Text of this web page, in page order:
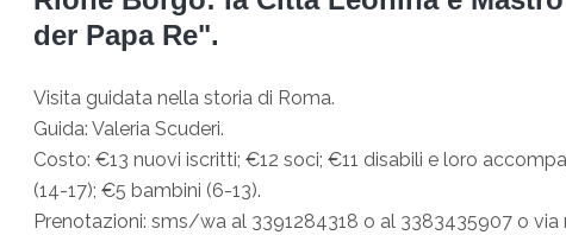
der Papa Re".
Visita guidata nella storia di Roma.
Guida: Valeria Scuderi.
Costo: €13 nuovi iscritti; €12 soci; €11 disabili e loro
(14-17); €5 bambini (6-13).
Prenotazioni: sms/wa al 3391284318 o al 3383435907 o via